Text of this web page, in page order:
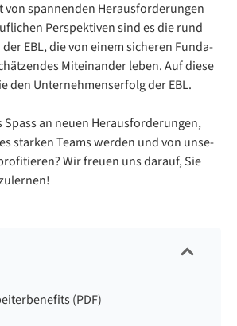
von span­nen­den Her­aus­for­de­run­gen
Per­spek­ti­ven sind es die rund
EBL, die von ei­nem si­che­ren Fun­da­
Mit­ein­an­der le­ben. Auf die­se
den Un­ter­neh­mens­er­folg der EBL.
Spass an neu­en Her­aus­for­de­run­gen,
star­ken Teams wer­den und von un­se­
Wir freu­en uns dar­auf, Sie
(PDF)